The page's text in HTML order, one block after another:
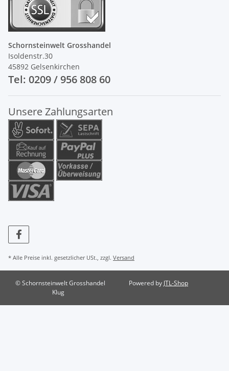
Schornsteinwelt Grosshandel
Isoldenstr.30
45892 Gelsenkirchen
Tel: 0209 / 956 808 60
Unsere Zahlungsarten
* Alle Preise inkl. gesetzlicher USt., zzgl. Versand
© Schornsteinwelt Grosshandel
Klug
Powered by JTL-Shop